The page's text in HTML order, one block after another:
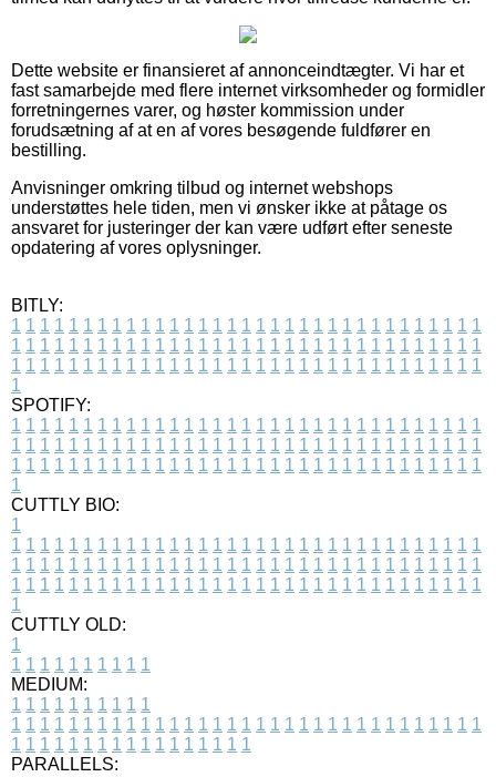
Dette website er finansieret af annonceindtægter. Vi har et
fast samarbejde med flere internet virksomheder og formidler
forretningernes varer, og høster kommission under
forudsætning af at en af vores besøgende fuldfører en
bestilling.
Anvisninger omkring tilbud og internet webshops
understøttes hele tiden, men vi ønsker ikke at påtage os
ansvaret for justeringer der kan være udført efter seneste
opdatering af vores oplysninger.
BITLY:
1 1 1 1 1 1 1 1 1 1 1 1 1 1 1 1 1 1 1 1 1 1 1 1 1 1 1 1 1 1 1 1 1
1 1 1 1 1 1 1 1 1 1 1 1 1 1 1 1 1 1 1 1 1 1 1 1 1 1 1 1 1 1 1 1 1
1 1 1 1 1 1 1 1 1 1 1 1 1 1 1 1 1 1 1 1 1 1 1 1 1 1 1 1 1 1 1 1 1
1
SPOTIFY:
1 1 1 1 1 1 1 1 1 1 1 1 1 1 1 1 1 1 1 1 1 1 1 1 1 1 1 1 1 1 1 1 1
1 1 1 1 1 1 1 1 1 1 1 1 1 1 1 1 1 1 1 1 1 1 1 1 1 1 1 1 1 1 1 1 1
1 1 1 1 1 1 1 1 1 1 1 1 1 1 1 1 1 1 1 1 1 1 1 1 1 1 1 1 1 1 1 1 1
1
CUTTLY BIO:
1
1 1 1 1 1 1 1 1 1 1 1 1 1 1 1 1 1 1 1 1 1 1 1 1 1 1 1 1 1 1 1 1 1
1 1 1 1 1 1 1 1 1 1 1 1 1 1 1 1 1 1 1 1 1 1 1 1 1 1 1 1 1 1 1 1 1
1 1 1 1 1 1 1 1 1 1 1 1 1 1 1 1 1 1 1 1 1 1 1 1 1 1 1 1 1 1 1 1 1
1
CUTTLY OLD:
1
1 1 1 1 1 1 1 1 1 1
MEDIUM:
1 1 1 1 1 1 1 1 1 1
1 1 1 1 1 1 1 1 1 1 1 1 1 1 1 1 1 1 1 1 1 1 1 1 1 1 1 1 1 1 1 1 1
1 1 1 1 1 1 1 1 1 1 1 1 1 1 1 1 1
PARALLELS: